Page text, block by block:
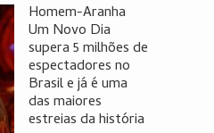
Homem-Aranha
Um Novo Dia
supera 5 milhões de
espectadores no
Brasil e já é uma
das maiores
estreias da história